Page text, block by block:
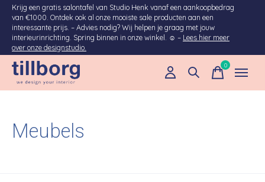
Krijg een gratis salontafel van Studio Henk vanaf een aankoopbedrag
van €1000. Ontdek ook al onze mooiste sale producten aan een
interessante prijs. – Advies nodig? Wij helpen je graag met jouw
interieurinrichting. Spring binnen in onze winkel. ☺ – Lees hier meer
over onze designstudio.
0items
Meubels